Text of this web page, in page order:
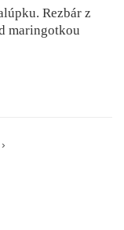
Rezbár z
maringotkou